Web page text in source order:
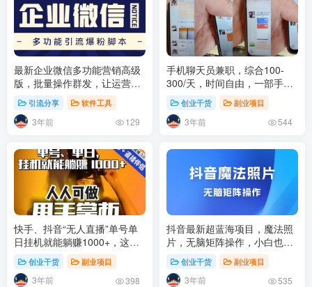
最新企业微信多功能营销高级
版，批量操作群发，让运营更
高效【软件+操作教程】
引流分享 软件工具
3年前 129
手机聊天员兼职，综合100-
300/天，时间自由，一部手机
即可创业干货 副业项目
3年前 544
快手、抖音“无人直播”单号单
日挂机就能躺赚1000+，这次
我就把这当“甩手掌柜”的秘密
教给你，人人可做！
创业干货 副业项目
3年前 398
抖音最新超蓝海项目，魔法照
片，无脑矩阵操作，小白也能
日入 1000+
创业干货 副业项目
3年前 535